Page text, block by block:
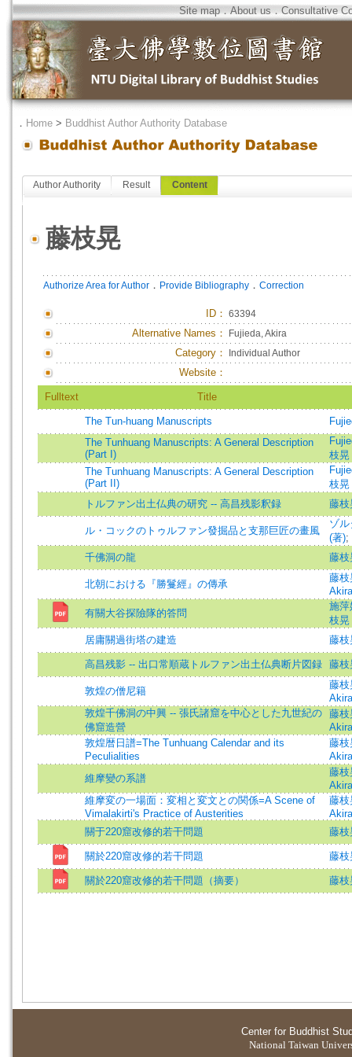
Site map．About us．Consultative
． Home > Buddhist Author Authority Database
Author Authority Result Content
藤枝晃
Authorize Area for Author ． Provide Bibliography ． Correction
ID ： 63394
Alternative Names： Fujieda, Akira
Category： Individual Author
Website：
Fulltext Title
The Tun-huang Manuscripts
The Tunhuang Manuscripts: A General Description
(Part I)
枝晃
The Tunhuang Manuscripts: A General Description
(Part II)
枝晃
トルファン出土仏典の研究 -- 高昌残影釈録
藤枝
ル・コックのトゥルファン發掘品と支那巨匠の畫風
ゾ
(著);
千佛洞の龍
藤枝
北朝における『勝鬘經』の傳承
藤枝
有關大谷探險隊的答問
施萍
枝晃
居庸關過街塔の建造
藤枝
高昌残影 -- 出口常順蔵トルファン出土仏典断片図録 藤枝
敦煌の僧尼籍
藤枝
敦煌千佛洞の中興 -- 張氏諸窟を中心とした九世紀の
佛窟造營
藤枝
敦煌暦日譜=The Tunhuang Calendar and its
Peculialities
藤枝
維摩變の系譜
藤枝
維摩変の一場面：変相と変文との関係=A Scene of
Vimalakirti's Practice of Austerities
藤枝
關于220窟改修的若干問題
藤枝
關於220窟改修的若干問題 藤枝
關於220窟改修的若干問題（摘要） 藤枝
Center for Buddhist
National Taiwan